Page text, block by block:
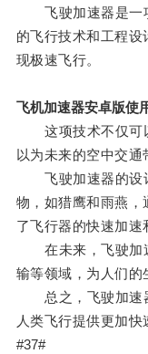
飞驶加速器是一
的飞行技术和工程
现极速飞行。
飞机加速器安卓版使
这项技术不仅可
以为未来的空中交通
飞驶加速器的设
物，如猎鹰和雨燕
了飞行器的快速加速
在未来，飞驶加
输等领域，为人们的
总之，飞驶加速
人类飞行提供更加快
#37#